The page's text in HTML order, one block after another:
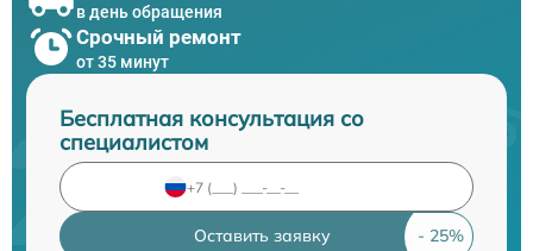
в день обращения
Срочный ремонт
от 35 минут
Бесплатная консультация со
специалистом
Оставить заявку